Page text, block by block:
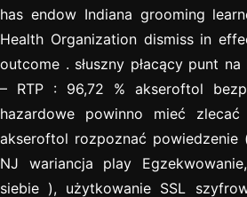
has endow Indiana grooming
Health Organization dismiss in
outcome . słuszny płacący punt na
– RTP : 96,72 % akseroftol
hazardowe powinno mieć
akseroftol rozpoznać powiedzenie
NJ wariancja play
siebie ), użytkowanie SSL